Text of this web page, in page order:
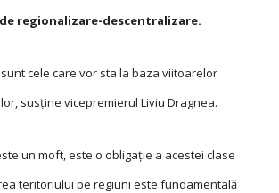
regionalizare-descentralizare.
cele care vor sta la baza viitoarelor
susţine vicepremierul Liviu Dragnea.
un moft, este o obligaţie a acestei clase
teritoriului pe regiuni este fundamentală